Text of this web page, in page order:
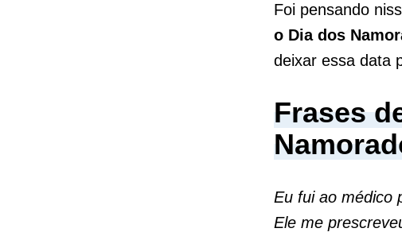
Foi pensando
o Dia dos
deixar essa data
Frases
Eu fui ao médico
Ele me